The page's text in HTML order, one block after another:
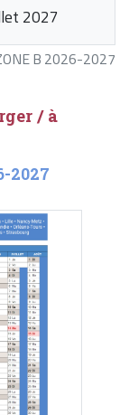
B 2026-2027
2027
/ à
2027